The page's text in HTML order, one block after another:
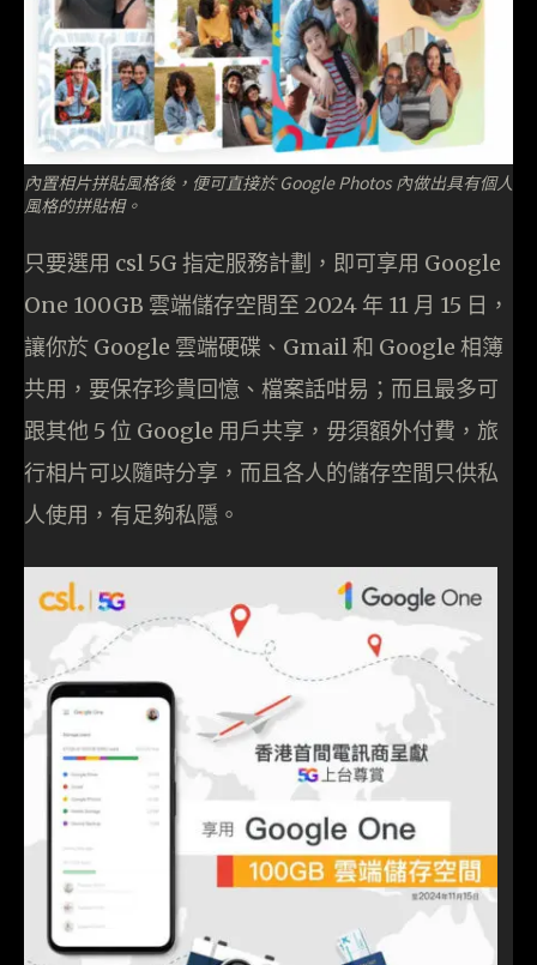
內置相片拼貼風格後，便可直接於 Google Photos 內做出具有個人
風格的拼貼相。
只要選用 csl 5G 指定服務計劃，即可享用 Google
One 100GB 雲端儲存空間至 2024 年 11 月 15 日，
讓你於 Google 雲端硬碟、Gmail 和 Google 相簿
共用，要保存珍貴回憶、檔案話咁易；而且最多可
跟其他 5 位 Google 用戶共享，毋須額外付費，旅
行相片可以隨時分享，而且各人的儲存空間只供私
人使用，有足夠私隱。